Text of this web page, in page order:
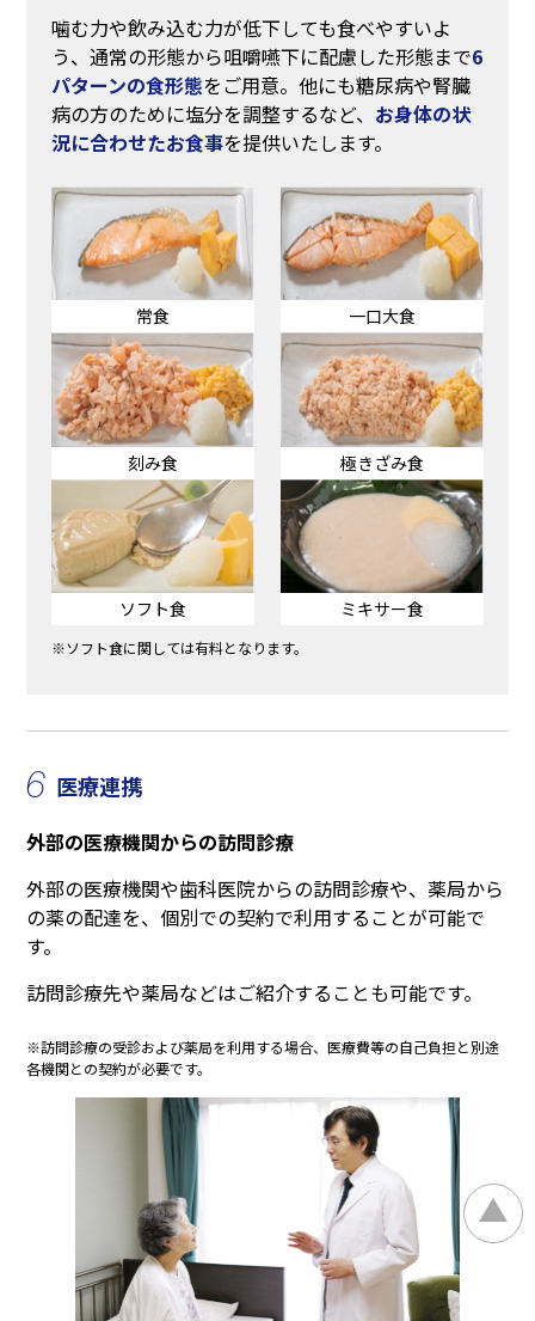
噛む力や飲み込む力が低下しても食べやすいよ
う、通常の形態から咀嚼嚥下に配慮した形態まで6
パターンの食形態をご用意。他にも糖尿病や腎臓
病の方のために塩分を調整するなど、 お身体の状
況に合わせたお食事を提供いたします。
常食 一口大食
刻み食 極きざみ食
ソフト食 ミキサー食
※ソフト食に関しては有料となります。
6 医療連携
外部の医療機関からの訪問診療
外部の医療機関や歯科医院からの訪問診療や、薬局から
の薬の配達を、個別での契約で利用することが可能で
す。
訪問診療先や薬局などはご紹介することも可能です。
※訪問診療の受診および薬局を利用する場合、医療費等の自己負担と別途
各機関との契約が必要です。